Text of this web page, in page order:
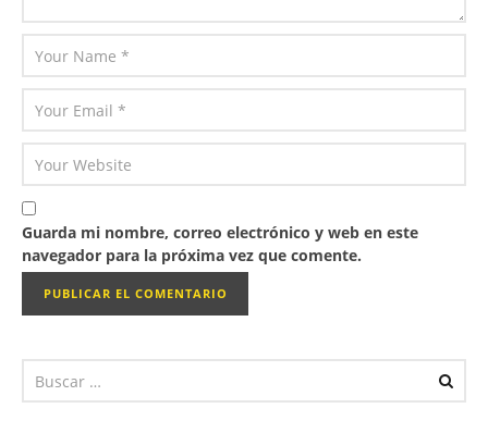
Guarda mi nombre, correo electrónico y web en este
navegador para la próxima vez que comente.